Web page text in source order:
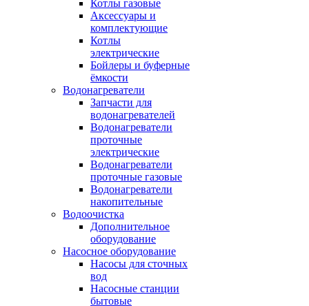
Котлы газовые
Аксессуары и
комплектующие
Котлы
электрические
Бойлеры и буферные
ёмкости
Водонагреватели
Запчасти для
водонагревателей
Водонагреватели
проточные
электрические
Водонагреватели
проточные газовые
Водонагреватели
накопительные
Водоочистка
Дополнительное
оборудование
Насосное оборудование
Насосы для сточных
вод
Насосные станции
бытовые